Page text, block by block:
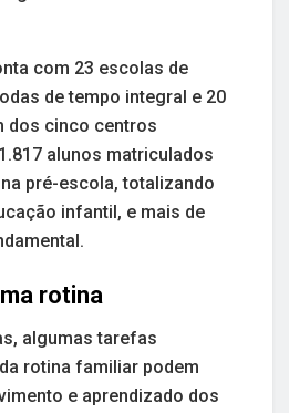
com 23 escolas de
de tempo integral e 20
dos cinco centros
alunos matriculados
pré-escola, totalizando
infantil, e mais de
rotina
algumas tarefas
rotina familiar podem
e aprendizado dos